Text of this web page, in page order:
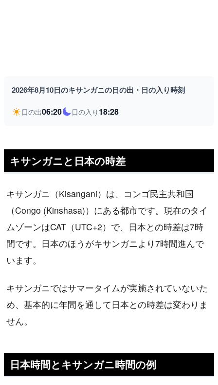
2026年8月10日のキサンガニの日の出・日の入り時刻
日の出06:20 日の入り 18:28
キサンガニと日本の時差
キサンガニ（Kisangani）は、コンゴ民主共和国
（Congo (Kinshasa)）にある都市です。現在のタイ
ムゾーンはCAT（UTC+2）で、日本との時差は7時
間です。日本のほうがキサンガニより7時間進んで
います。
キサンガニではサマータイムが実施されていないた
め、基本的に年間を通して日本との時差は変わりま
せん。
日本時間とキサンガニ時間の例